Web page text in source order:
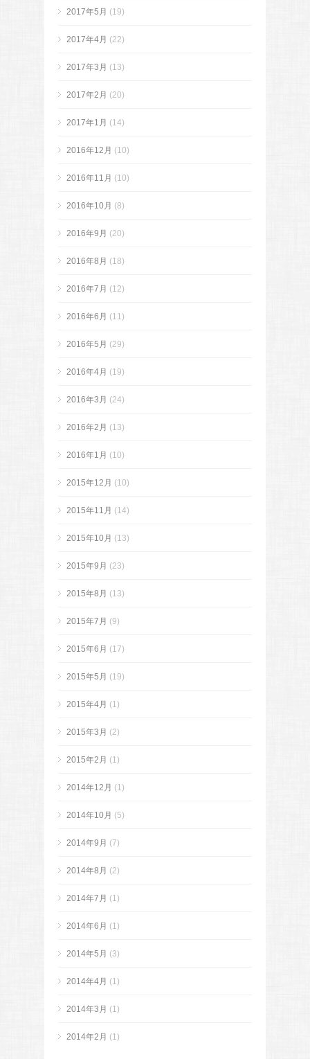
2017年5月 (19)
2017年4月 (22)
2017年3月 (13)
2017年2月 (20)
2017年1月 (14)
2016年12月 (10)
2016年11月 (10)
2016年10月 (8)
2016年9月 (20)
2016年8月 (18)
2016年7月 (12)
2016年6月 (11)
2016年5月 (29)
2016年4月 (19)
2016年3月 (24)
2016年2月 (13)
2016年1月 (10)
2015年12月 (10)
2015年11月 (14)
2015年10月 (13)
2015年9月 (23)
2015年8月 (13)
2015年7月 (9)
2015年6月 (17)
2015年5月 (19)
2015年4月 (1)
2015年3月 (2)
2015年2月 (1)
2014年12月 (1)
2014年10月 (5)
2014年9月 (7)
2014年8月 (2)
2014年7月 (1)
2014年6月 (1)
2014年5月 (3)
2014年4月 (1)
2014年3月 (1)
2014年2月 (1)